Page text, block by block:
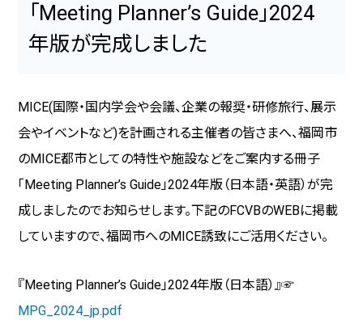
「Meeting Planner’s Guide」2024
年版が完成しました
MICE(国際・国内学会や会議、企業の報奨・研修旅行、展示
会やイベントなど)を計画される主催者の皆さまへ、福岡市
のMICE都市としての特性や施設などをご案内する冊子
「Meeting Planner’s Guide」2024年版（日本語・英語）が完
成しましたのでお知らせします。下記のFCVBのWEBに掲載
していますので、福岡市へのMICE誘致にご活用ください。
『Meeting Planner’s Guide」2024年版（日本語）』☞
MPG_2024_jp.pdf